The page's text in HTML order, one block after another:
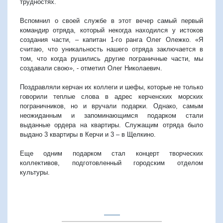
трудностях.
Вспомнил о своей службе в этот вечер самый первый
командир отряда, который некогда находился у истоков
создания части, – капитан 1-го ранга Олег Олежко. «Я
считаю, что уникальность нашего отряда заключается в
том, что когда рушились другие пограничные части, мы
создавали свою», - отметил Олег Николаевич.
Поздравляли керчан их коллеги и шефы, которые не только
говорили теплые слова в адрес керченских морских
пограничников, но и вручали подарки. Однако, самым
неожиданным и запоминающимся подарком стали
выданные ордера на квартиры. Служащим отряда было
выдано 3 квартиры в Керчи и 3 – в Щелкино.
Еще одним подарком стал концерт творческих
коллективов, подготовленный городским отделом
культуры.